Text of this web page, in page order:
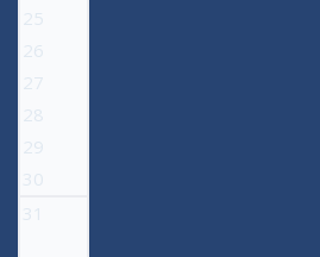
25
26
27
28
29
30
31